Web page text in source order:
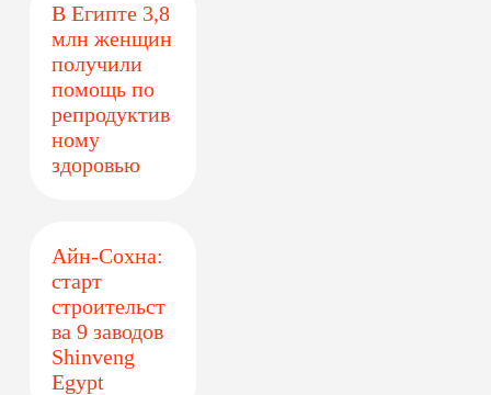
В Египте 3,8
млн женщин
получили
помощь по
репродуктив
ному
здоровью
Айн-Сохна:
старт
строительст
ва 9 заводов
Shinveng
Egypt